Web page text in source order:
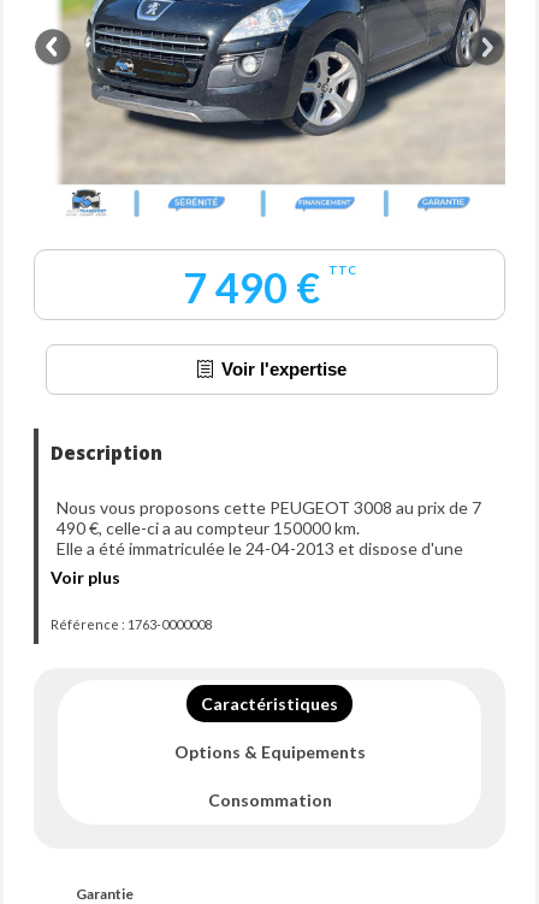
7 490 € TTC
Voir l'expertise
Description
Nous vous proposons cette PEUGEOT 3008 au prix de 7
490 €, celle-ci a au compteur 150000 km.
Elle a été immatriculée le 24-04-2013 et dispose d'une
puissance de 163ch din.
Voir plus
Référence : 1763-0000008
Caractéristiques
Options & Equipements
Consommation
Garantie